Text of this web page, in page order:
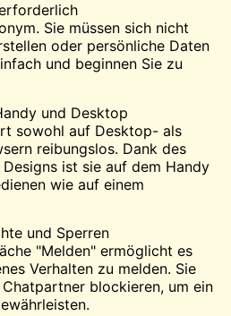
Sie müssen sich nicht
oder persönliche Daten
und beginnen Sie zu
und Desktop
sowohl auf Desktop- als
reibungslos. Dank des
ist sie auf dem Handy
wie auf einem
und Sperren
"Melden" ermöglicht es
Verhalten zu melden. Sie
blockieren, um ein